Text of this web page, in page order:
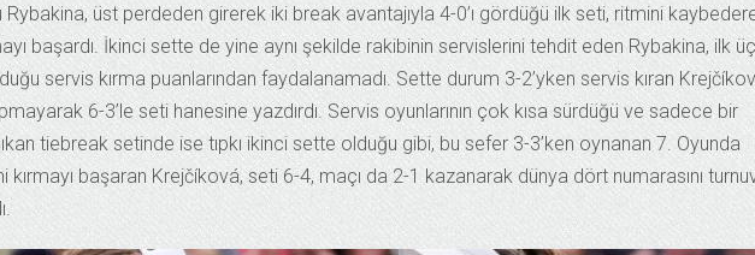
Rybakina, üst perdeden girerek iki break avantajıyla 4-0’ı gördüğü ilk seti, ritmini
başardı. İkinci sette de yine aynı şekilde rakibinin servislerini tehdit eden Rybakina, ilk üç
servis kırma puanlarından faydalanamadı. Sette durum 3-2’yken servis kıran
6-3’le seti hanesine yazdırdı. Servis oyunlarının çok kısa sürdüğü ve sadece bir
tiebreak setinde ise tıpkı ikinci sette olduğu gibi, bu sefer 3-3’ken oynanan 7. Oyunda
kırmayı başaran Krejčíková, seti 6-4, maçı da 2-1 kazanarak dünya dört numarasını